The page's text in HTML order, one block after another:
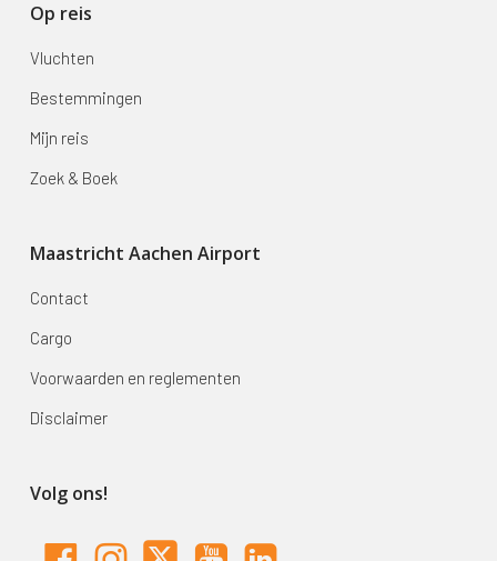
Op reis
Vluchten
Bestemmingen
Mijn reis
Zoek & Boek
Maastricht Aachen Airport
Contact
Cargo
Voorwaarden en reglementen
Disclaimer
Volg ons!